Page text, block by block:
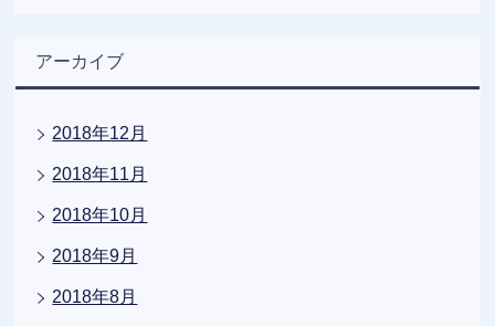
アーカイブ
2018年12月
2018年11月
2018年10月
2018年9月
2018年8月